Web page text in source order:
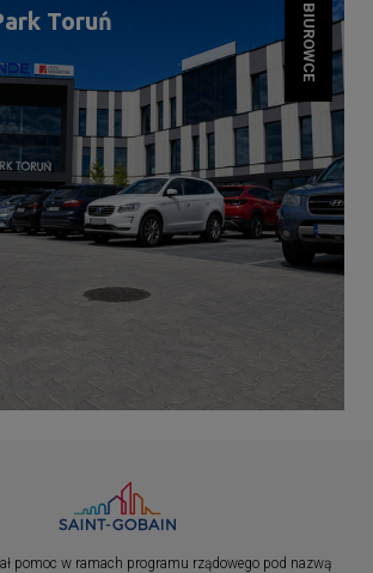
Toruń BIUROWCE
pomoc w ramach programu rządowego pod nazwą